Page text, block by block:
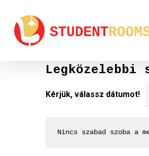
main
Legközelebbi
Kérjük, válassz dátumot!
Nincs szabad szoba a